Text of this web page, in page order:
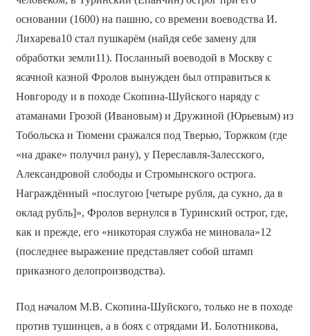
основании (1600) на пашню, со времени воеводства И.
Лихарева10 стал пушкарём (найдя себе замену для
обработки земли11). Посланный воеводой в Москву с
ясачной казной Фролов вынужден был отправиться к
Новгороду и в походе Скопина-Шуйского наряду с
атаманами Грозой (Ивановым) и Дружиной (Юрьевым) из
Тобольска и Тюмени сражался под Тверью, Торжком (где
«на драке» получил рану), у Переславля-Залесского,
Александровой слободы и Стромынского острога.
Награждённый «послугою [четыре рубля, да сукно, да в
оклад рубль]», Фролов вернулся в Туринский острог, где,
как и прежде, его «никоторая служба не миновала»12
(последнее выражение представляет собой штамп
приказного делопроизводства).
Под началом М.В. Скопина-Шуйского, только не в походе
против тушинцев, а в боях с отрядами И. Болотникова,